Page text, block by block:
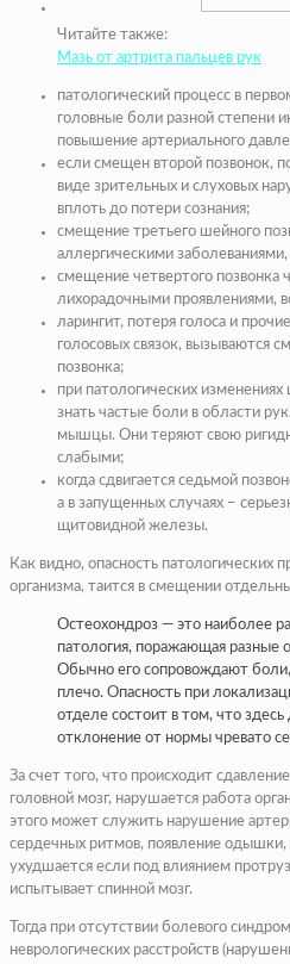
Читайте также:
Мазь от артрита пальцев рук
патологический процесс в
головные боли разной степени
повышение артериального
если смещен второй позвонок,
виде зрительных и слуховых
вплоть до потери сознания;
смещение третьего шейного
аллергическими
смещение четвертого позвонка
лихорадочными проявлениями,
ларингит, потеря голоса и
голосовых связок, вызываются
позвонка;
при патологических
знать частые боли в области
мышцы. Они теряют свою
слабыми;
когда сдвигается седьмой
а в запущенных случаях –
щитовидной железы.
Как видно, опасность патологических
организма, таится в смещении
Остеохондроз — это наиболее
патология, поражающая разные
Обычно его сопровождают
плечо. Опасность при
отделе состоит в том, что
отклонение от нормы чревато
За счет того, что происходит
головной мозг, нарушается работа
этого может служить нарушение
сердечных ритмов, появление
ухудшается если под влиянием
испытывает спинной мозг.
Тогда при отсутствии болевого
неврологических расстройств